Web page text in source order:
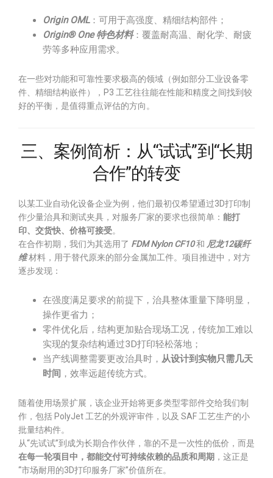
Origin OML：可用于高强度、精细结构部件；
Origin® One 特色材料：覆盖耐高温、耐化学、耐疲
劳等多种应用需求。
在一些对功能和可靠性要求极高的领域（例如部分工业设备零
件、精细结构嵌件），P3 工艺往往能在性能和精度之间找到较
好的平衡，是值得重点评估的方向。
三、案例简析：从“试试”到“长期
合作”的转变
以某工业自动化设备企业为例，他们最初仅希望通过3D打印制
作少量治具和测试夹具，对服务厂家的要求也很简单： 能打
印、交货快、价格可接受。
在合作初期，我们为其选用了 FDM Nylon CF10和 尼龙12碳纤
维材料，用于替代原来的部分金属加工件。项目推进中，对方
逐步发现：
在强度满足要求的前提下，治具整体重量下降明显，
操作更省力；
零件优化后，结构更加贴合现场工况，传统加工难以
实现的复杂结构通过3D打印轻松落地；
当产线调整需要更改治具时， 从设计到实物只需几天
时间 ，效率远超传统方式。
随着使用场景扩展，该企业开始将更多类型零部件交给我们制
作，包括 PolyJet 工艺的外观评审件，以及 SAF 工艺生产的小
批量结构件。
从“先试试”到成为长期合作伙伴，靠的不是一次性的低价，而是
在每一轮项目中，都能交付可持续依赖的品质和周期 ，这正是
“市场耐用的3D打印服务厂家”价值所在。